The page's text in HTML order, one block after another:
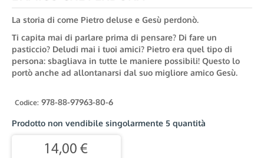
La storia di come Pietro deluse e Gesù perdonò.
Ti capita mai di parlare prima di pensare? Di fare un
pasticcio? Deludi mai i tuoi amici? Pietro era quel tipo di
persona: sbagliava in tutte le maniere possibili! Questo lo
portò anche ad allontanarsi dal suo migliore amico Gesù.
Codice: 978-88-97963-80-6
Prodotto non vendibile singolarmente 5 quantità
14,00 €